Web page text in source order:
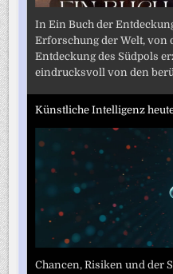
In Ein Buch der
Erforschung der Welt, von
Entdeckung des Südpols
eindrucksvoll von den
Künstliche Intelligenz
Chancen, Risiken und der